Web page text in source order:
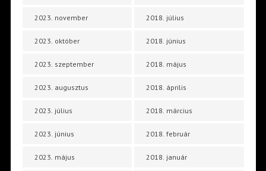
2023. november
2023. október
2023. szeptember
2023. augusztus
2023. július
2023. június
2023. május
2018. július
2018. június
2018. május
2018. április
2018. március
2018. február
2018. január